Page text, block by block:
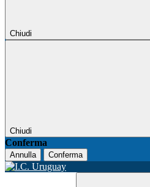
Chiudi
Chiudi
Conferma
Annulla Conferma